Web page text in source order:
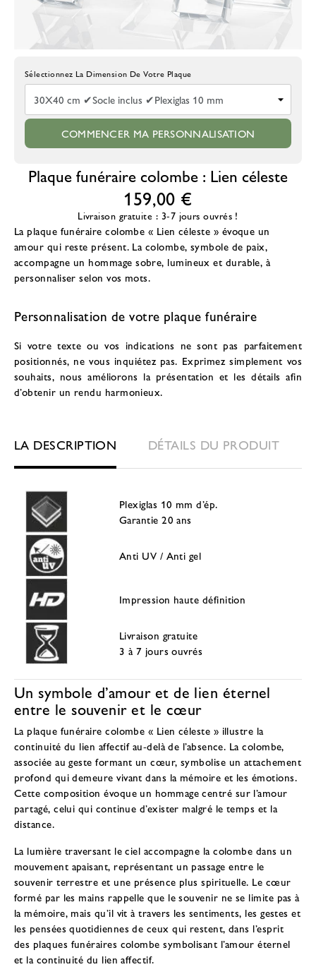
Choisissez La Taille De La Plaque
COMMENCER MA PERSONNALISATION
Plaque funéraire colombe : Lien céleste
159,00 €
Livraison gratuite : 3-7 jours ouvrés !
La plaque funéraire colombe « Lien céleste » évoque un
amour qui reste présent. La colombe, symbole de paix,
accompagne un hommage sobre, lumineux et durable, à
personnaliser selon vos mots.
Personnalisation de votre plaque funéraire
Si votre texte ou vos indications ne sont pas parfaitement
positionnés, ne vous inquiétez pas. Exprimez simplement vos
souhaits, nous améliorons la présentation et les détails afin
d’obtenir un rendu harmonieux.
LA DESCRIPTION DÉTAILS DU PRODUIT
Plexiglas 10 mm d’ép.
Garantie 20 ans
Anti UV / Anti gel
Impression haute définition
Livraison gratuite
3 à 7 jours ouvrés
Un symbole d’amour et de lien éternel
entre le souvenir et le cœur
La plaque funéraire colombe « Lien céleste » illustre la
continuité du lien affectif au-delà de l’absence. La colombe,
associée au geste formant un cœur, symbolise un attachement
profond qui demeure vivant dans la mémoire et les émotions.
Cette composition évoque un hommage centré sur l’amour
partagé, celui qui continue d’exister malgré le temps et la
distance.
La lumière traversant le ciel accompagne la colombe dans un
mouvement apaisant, représentant un passage entre le
souvenir terrestre et une présence plus spirituelle. Le cœur
formé par les mains rappelle que le souvenir ne se limite pas à
la mémoire, mais qu’il vit à travers les sentiments, les gestes et
les pensées quotidiennes de ceux qui restent, dans l’esprit
des plaques funéraires colombe symbolisant l’amour éternel
et la continuité du lien affectif.